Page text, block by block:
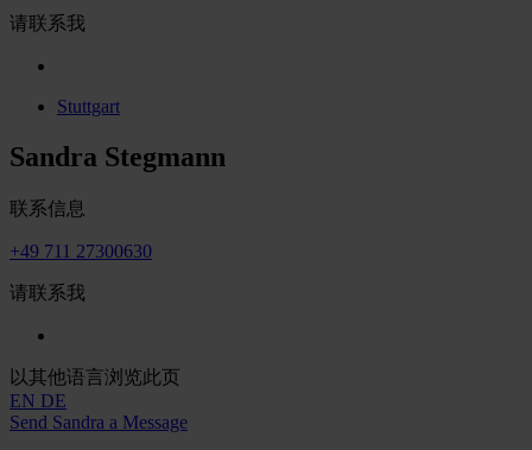
请联系我
Stuttgart
Sandra Stegmann
联系信息
+49 711 27300630
请联系我
以其他语言浏览此页
EN DE
Send Sandra a Message